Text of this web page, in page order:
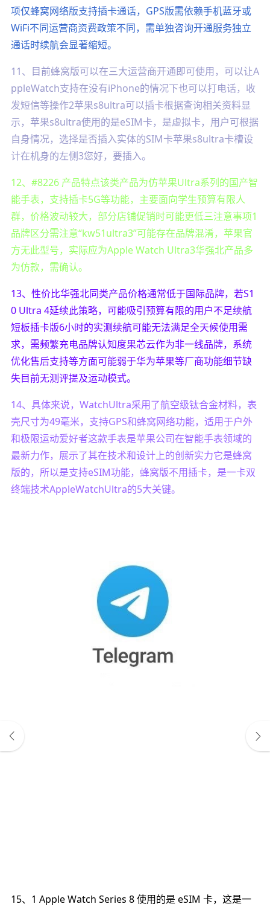
项仅蜂窝网络版支持插卡通话，GPS版需依赖手机蓝牙或
WiFi不同运营商资费政策不同，需单独咨询开通服务独立
通话时续航会显著缩短。
11、目前蜂窝版可以在三大运营商开通即可使用，可以让A
ppleWatch支持在没有iPhone的情况下也可以打电话，收
发短信等操作2苹果s8ultra可以插卡根据查询相关资料显
示，苹果s8ultra使用的是eSIM卡，是虚拟卡，用户可根据
自身情况，选择是否插入实体的SIM卡苹果s8ultra卡槽设
计在机身的左侧3您好，要插入。
12、#8226 产品特点该类产品为仿苹果Ultra系列的国产智
能手表，支持插卡5G等功能，主要面向学生预算有限人
群，价格波动较大，部分店铺促销时可能更低三注意事项1
品牌区分需注意“kw51ultra3”可能存在品牌混淆，苹果官
方无此型号，实际应为Apple Watch Ultra3华强北产品多
为仿款，需确认。
13、性价比华强北同类产品价格通常低于国际品牌，若S1
0 Ultra 4延续此策略，可能吸引预算有限的用户不足续航
短板插卡版6小时的实测续航可能无法满足全天候使用需
求，需频繁充电品牌认知度果芯云作为非一线品牌，系统
优化售后支持等方面可能弱于华为苹果等厂商功能细节缺
失目前无测评提及运动模式。
14、具体来说，WatchUltra采用了航空级钛合金材料，表
壳尺寸为49毫米，支持GPS和蜂窝网络功能，适用于户外
和极限运动爱好者这款手表是苹果公司在智能手表领域的
最新力作，展示了其在技术和设计上的创新实力它是蜂窝
版的，所以是支持eSIM功能，蜂窝版不用插卡，是一卡双
终端技术AppleWatchUltra的5大关键。
15、1 Apple Watch Series 8 使用的是 eSIM 卡，这是一